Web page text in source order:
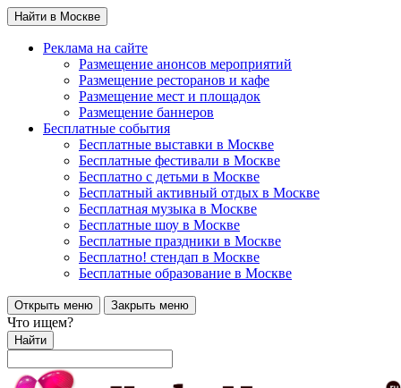
Найти в Москве
Реклама на сайте
Размещение анонсов мероприятий
Размещение ресторанов и кафе
Размещение мест и площадок
Размещение баннеров
Бесплатные события
Бесплатные выставки в Москве
Бесплатные фестивали в Москве
Бесплатно с детьми в Москве
Бесплатный активный отдых в Москве
Бесплатная музыка в Москве
Бесплатные шоу в Москве
Бесплатные праздники в Москве
Бесплатно! стендап в Москве
Бесплатные образование в Москве
Открыть меню Закрыть меню
Что ищем?
Найти